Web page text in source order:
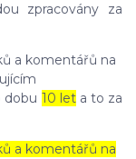
zpracovány za
a komentářů na
dobu 10 leta to za
a komentářů na